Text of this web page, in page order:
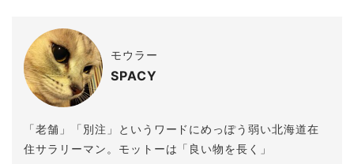
モウラー
SPACY
「老舗」「別注」というワードにめっぽう弱い北海道在
住サラリーマン。モットーは「良い物を長く」